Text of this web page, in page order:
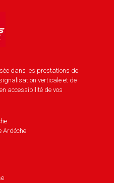
dans les prestations de
verticale et de
accessibilité de vos
Ardéche